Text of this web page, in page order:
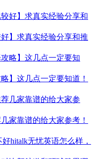
】求真实经验分享和推
】这几点一定要知道！
家靠谱的给大家参考！
hitalk无忧英语怎么样，